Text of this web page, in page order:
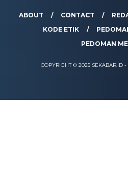
ABOUT CONTACT
KODE ETIK
PEDOMAN
COPYRIGHT © 2025 SEKABAR.ID -